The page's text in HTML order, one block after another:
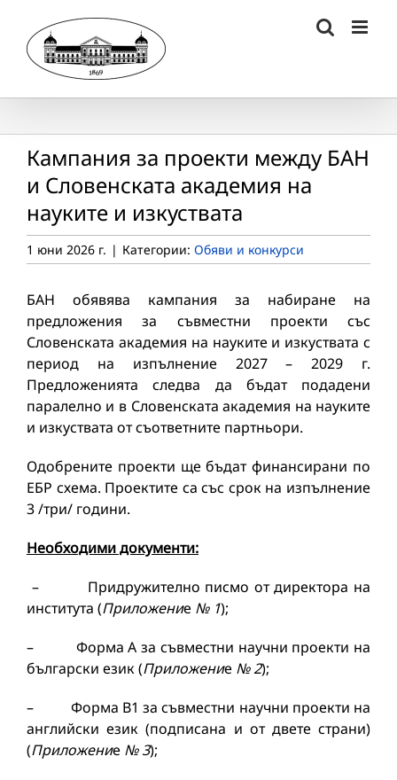
content
Кампания за проекти между БАН
и Словенската академия на
науките и изкуствата
1 юни 2026 г. | Категории: Обяви и конкурси
БАН обявява кампания за набиране на
предложения за съвместни проекти със
Словенската академия на науките и изкуствата с
период на изпълнение 2027 – 2029 г.
Предложенията следва да бъдат подадени
паралелно и в Словенската академия на науките
и изкуствата от съответните партньори.
Одобрените проекти ще бъдат финансирани по
ЕБР схема. Проектите са със срок на изпълнение
3 /три/ години.
Необходими документи:
– Придружително писмо от директора на
института (Приложение № 1);
– Форма А за съвместни научни проекти на
български език (Приложение № 2);
– Форма В1 за съвместни научни проекти на
английски език (подписана и от двете страни)
(Приложение № 3);